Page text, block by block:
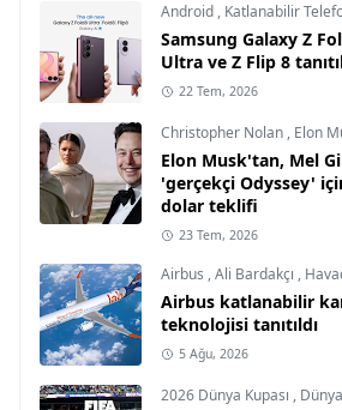
Android , Katlanabilir
Samsung Galaxy Z
Ultra ve Z Flip 8
22 Tem, 2026
Christopher Nolan , Elon
Elon Musk'tan, Mel
'gerçekçi Odyssey'
dolar teklifi
23 Tem, 2026
Airbus ,Ali Bardakçı ,
Airbus katlanabilir
teknolojisi tanıtıldı
5 Ağu, 2026
2026 Dünya Kupası ,